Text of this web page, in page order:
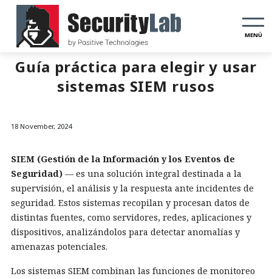
MENÚ
Guía práctica para elegir y usar
sistemas SIEM rusos
18 November, 2024
SIEM (Gestión de la Información y los Eventos de
Seguridad) — es una solución integral destinada a la
supervisión, el análisis y la respuesta ante incidentes de
seguridad. Estos sistemas recopilan y procesan datos de
distintas fuentes, como servidores, redes, aplicaciones y
dispositivos, analizándolos para detectar anomalías y
amenazas potenciales.
Los sistemas SIEM combinan las funciones de monitoreo